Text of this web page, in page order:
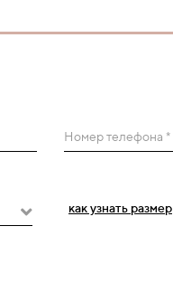
Номер телефона *
как узнать размер